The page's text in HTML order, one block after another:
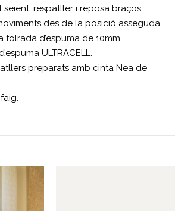
seient, respatller i reposa braços.
des de la posició asseguda.
folrada d’espuma de 10mm.
ULTRACELL.
preparats amb cinta Nea de